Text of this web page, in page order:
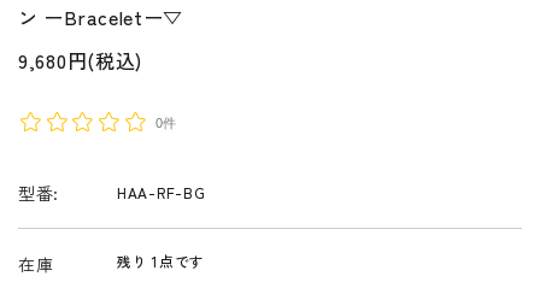
ン ーBraceletー▽
9,680円(税込)
0件
型番: HAA-RF-BG
在庫 残り 1点です